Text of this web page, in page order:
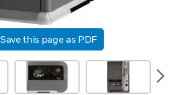
Save this page as PDF